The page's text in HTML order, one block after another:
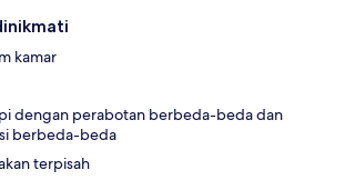
kamar
dengan perabotan berbeda-beda dan
berbeda-beda
terpisah